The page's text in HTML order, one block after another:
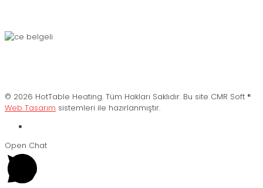
© 2026 HotTable Heating. Tüm Hakları Saklıdır. Bu site CMR Soft ®️
Web Tasarım sistemleri ile hazırlanmıştır.
Open Chat